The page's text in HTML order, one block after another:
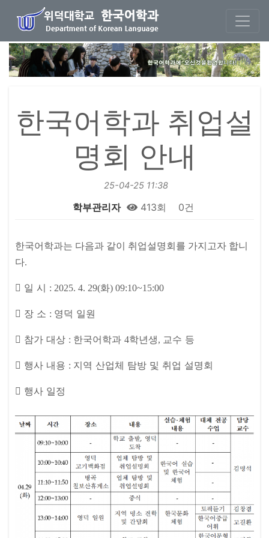
한국어학과 취업설
명회 안내
25-04-25 11:38
학부관리자 413회 0건
본문
한국어학과는 다음과 같이 취업설명회 를 가지고자 합니
다.
 일 시 : 2025. 4. 29(화) 09:10~15:00
 장 소 : 영덕 일원
 참가 대상 : 한국어학과 4학년생, 교수 등
 행사 내용 : 지역 산업체 탐방 및 취업 설명회
 행사 일정